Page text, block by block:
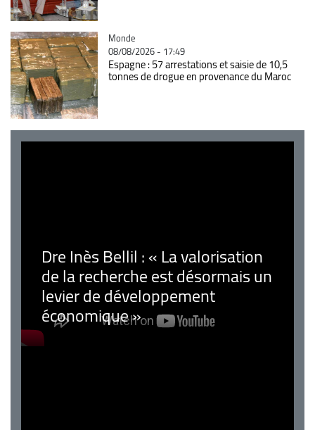
Catégorie
Monde
08/08/2026 - 17:49
Espagne : 57 arrestations et saisie de 10,5
tonnes de drogue en provenance du Maroc
Dre Inès Bellil : « La valorisation
de la recherche est désormais un
levier de développement
économique »